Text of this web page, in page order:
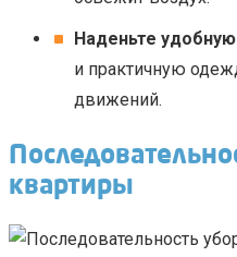
Наденьте
и практичную
движений.
квартиры